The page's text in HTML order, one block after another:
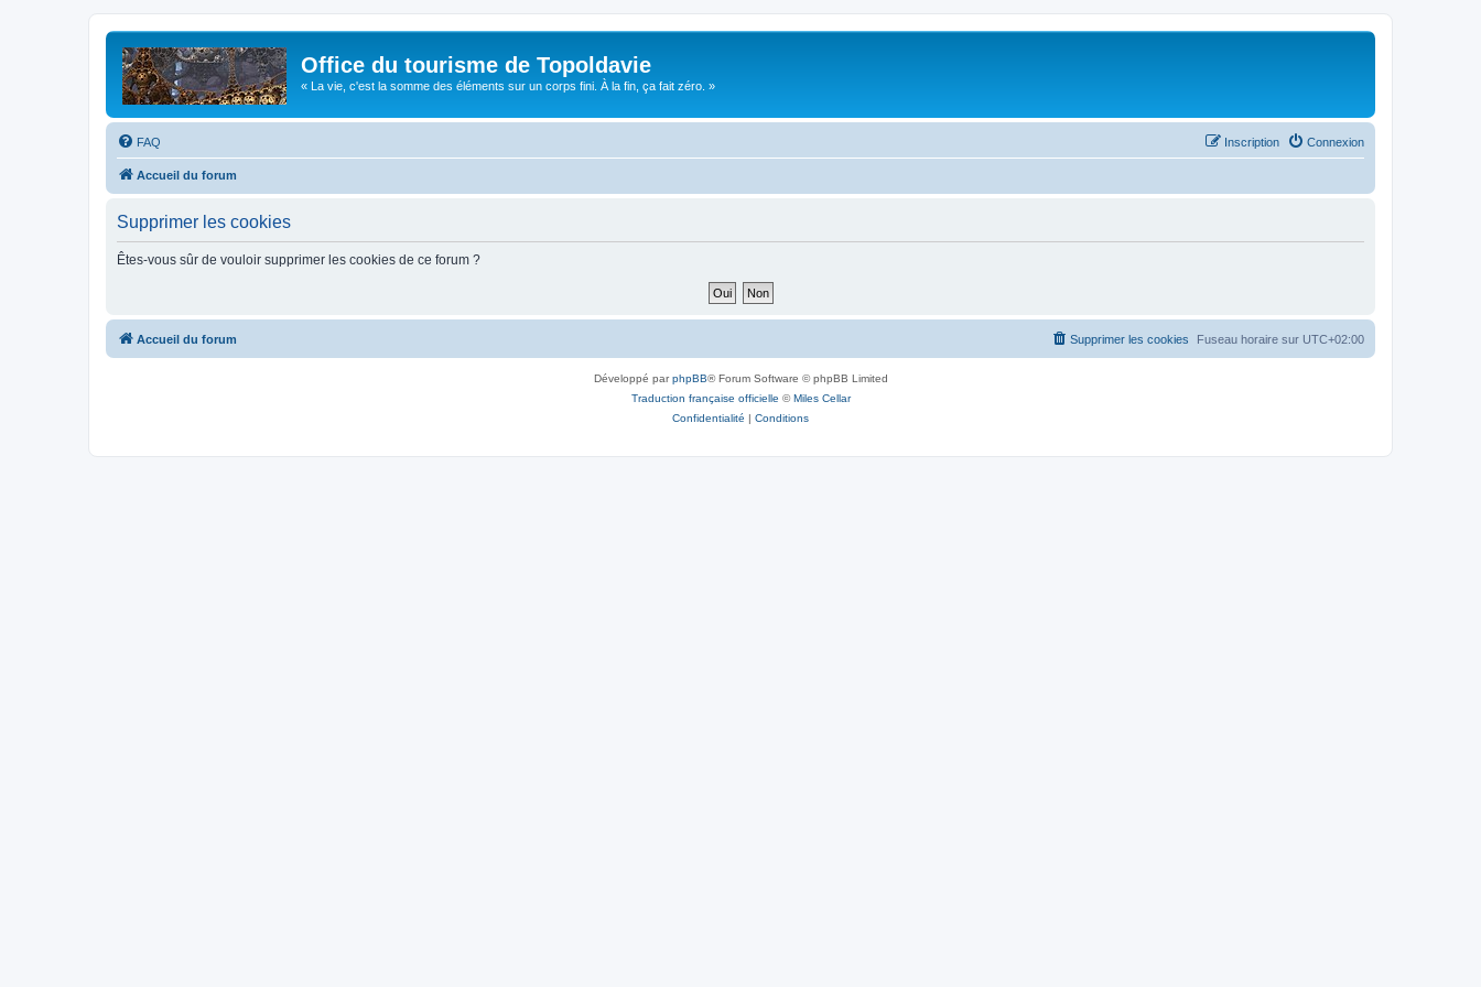
Office du tourisme de Topoldavie
« La vie, c'est la somme des éléments sur un corps fini. À la fin, ça fait zéro. »
FAQ Connexion
Inscription
Accueil du forum
Supprimer les cookies
Êtes-vous sûr de vouloir supprimer les cookies de ce forum ?
Accueil du forum Fuseau horaire sur UTC+02:00
Supprimer les cookies
Développé parphpBB® Forum Software © phpBB Limited
Traduction française officielle ©Miles Cellar
Confidentialité | Conditions